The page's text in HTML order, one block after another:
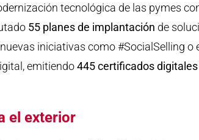
tecnológica de las pymes
55 planes de implantación de
iniciativas como #SocialSelling
emitiendo445 certificados digitales
el exterior